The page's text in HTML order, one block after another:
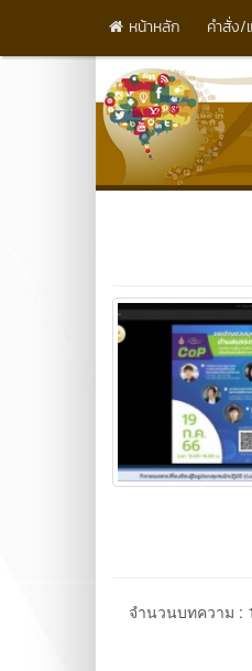
หน้าหลัก คำสั่ง/
จำนวนบทความ :